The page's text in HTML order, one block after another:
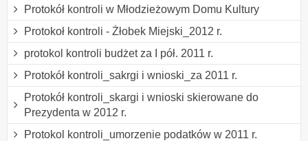
Protokół kontroli w Młodzieżowym Domu Kultury
Protokoł kontroli - Żłobek Miejski_2012 r.
protokol kontroli budżet za I pół. 2011 r.
Protokół kontroli_sakrgi i wnioski_za 2011 r.
Protokół kontroli_skargi i wnioski skierowane do
Prezydenta w 2012 r.
Protokol kontroli_umorzenie podatków w 2011 r.